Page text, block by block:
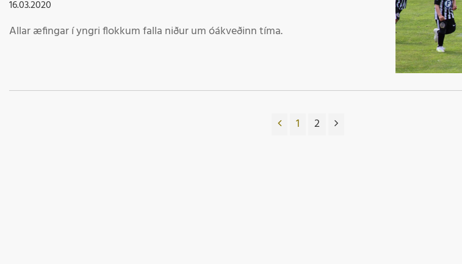
16.03.2020
Allar æfingar í yngri flokkum falla niður um óákveðinn tíma.
1 2